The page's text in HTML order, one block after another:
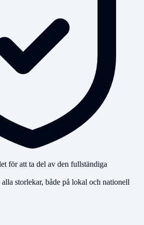
för att ta del av den fullständiga
storlekar, både på lokal och nationell